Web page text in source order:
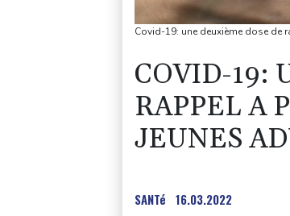
Covid-19: une deuxième dose de
COVID-19:
RAPPEL A
JEUNES
SANTé 16.03.2022